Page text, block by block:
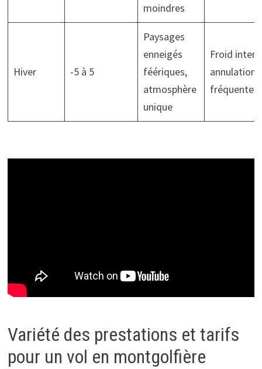
moindres
Hiver -5 à 5
Paysages
enneigés
féériques,
atmosphère
unique
Froid
annulations
fréquentes
Variété des prestations et tarifs
pour un vol en montgolfière